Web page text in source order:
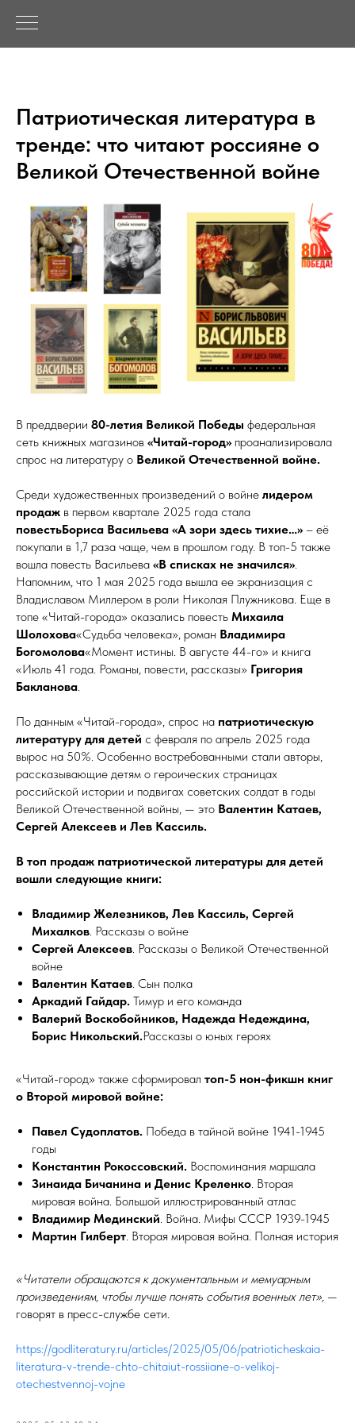
Патриотическая литература в
тренде: что читают россияне о
Великой Отечественной войне
В преддверии 80-летия Великой Победы федеральная
сеть книжных магазинов «Читай-город» проанализировала
спрос на литературу о Великой Отечественной войне.
Среди художественных произведений о войне лидером
продаж в первом квартале 2025 года стала
повестьБориса Васильева «А зори здесь тихие…» – её
покупали в 1,7 раза чаще, чем в прошлом году. В топ-5 также
вошла повесть Васильева «В списках не значился».
Напомним, что 1 мая 2025 года вышла ее экранизация с
Владиславом Миллером в роли Николая Плужникова. Еще в
топе «Читай-города» оказались повесть Михаила
Шолохова«Судьба человека», роман Владимира
Богомолова«Момент истины. В августе 44-го» и книга
«Июль 41 года. Романы, повести, рассказы» Григория
Бакланова.
По данным «Читай-города», спрос на патриотическую
литературу для детей с февраля по апрель 2025 года
вырос на 50%. Особенно востребованными стали авторы,
рассказывающие детям о героических страницах
российской истории и подвигах советских солдат в годы
Великой Отечественной войны, — это Валентин Катаев,
Сергей Алексеев и Лев Кассиль.
В топ продаж патриотической литературы для детей
вошли следующие книги:
Владимир Железников, Лев Кассиль, Сергей
Михалков. Рассказы о войне
Сергей Алексеев. Рассказы о Великой Отечественной
войне
Валентин Катаев. Сын полка
Аркадий Гайдар. Тимур и его команда
Валерий Воскобойников, Надежда Недеждина,
Борис Никольский.Рассказы о юных героях
«Читай-город» также сформировал топ-5 нон-фикшн книг
о Второй мировой войне:
Павел Судоплатов. Победа в тайной войне 1941-1945
годы
Константин Рокоссовский. Воспоминания маршала
Зинаида Бичанина и Денис Креленко. Вторая
мировая война. Большой иллюстрированный атлас
Владимир Мединский. Война. Мифы СССР 1939-1945
Мартин Гилберт. Вторая мировая война. Полная история
«Читатели обращаются к документальным и мемуарным
произведениям, чтобы лучше понять события военных лет», —
говорят в пресс-службе сети.
https://godliteratury.ru/articles/2025/05/06/patrioticheskaia-
literatura-v-trende-chto-chitaiut-rossiiane-o-velikoj-
otechestvennoj-vojne